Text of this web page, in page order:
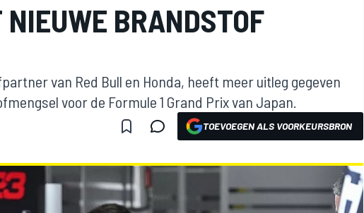
BRANDSTOF
van Red Bull en Honda, heeft meer uitleg gegeven
voor de Formule 1 Grand Prix van Japan.
TOEVOEGEN ALS VOORKEURSBRON